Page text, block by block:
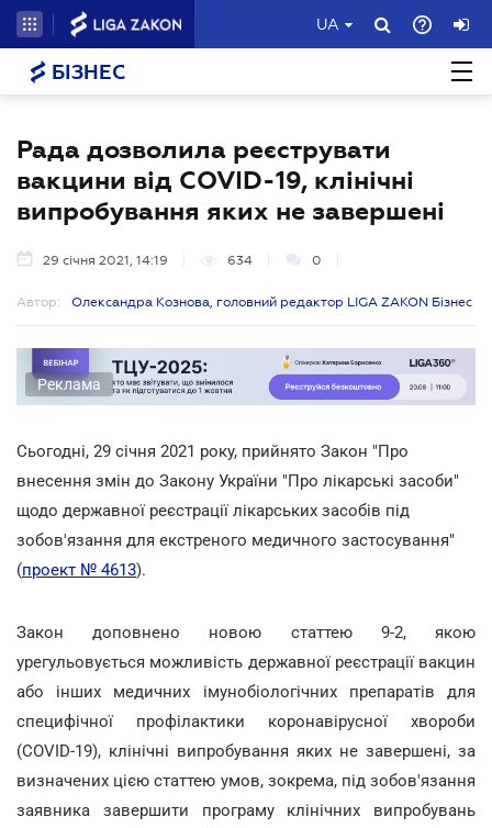
UA
БІЗНЕС
Рада дозволила реєструвати
вакцини від COVID-19, клінічні
випробування яких не завершені
29 січня 2021, 14:19 634 0
Автор: Олександра Кознова, головний редактор LIGA ZAKON Бізнес
Реклама
Сьогодні, 29 січня 2021 року, прийнято Закон "Про
внесення змін до Закону України "Про лікарські засоби"
щодо державної реєстрації лікарських засобів під
зобов'язання для екстреного медичного застосування"
(проект № 4613).
Закон доповнено новою статтею 9-2, якою
урегульовується можливість державної реєстрації вакцин
або інших медичних імунобіологічних препаратів для
специфічної профілактики коронавірусної хвороби
(COVID-19), клінічні випробування яких не завершені, за
визначених цією статтею умов, зокрема, під зобов'язання
заявника завершити програму клінічних випробувань